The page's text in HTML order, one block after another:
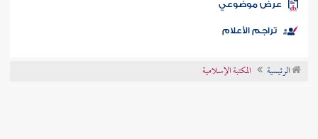
الكتب
موضوعي
تراجم الأعلام
الرئيسية المكتبة الإسلامية